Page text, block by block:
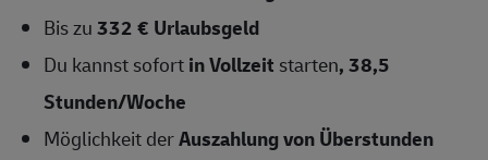
Bis zu332 € Urlaubsgeld
Du kannst sofortin Vollzeit starten,38,5
Stunden/Woche
Möglichkeit derAuszahlung von Überstunden